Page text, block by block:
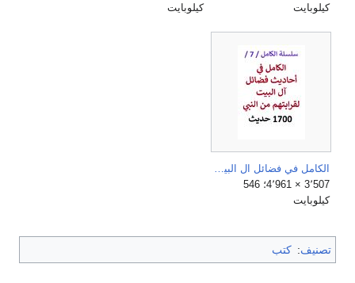
كيلوبايت
كيلوبايت
الكامل في فضائل ال البيت لقرابتهم من النبي.jpg
3٬507 × 4٬961؛ 546
كيلوبايت
تصنيف: كتب